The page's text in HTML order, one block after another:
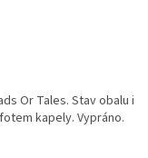
Or Tales. Stav obalu i
kapely. Vypráno.